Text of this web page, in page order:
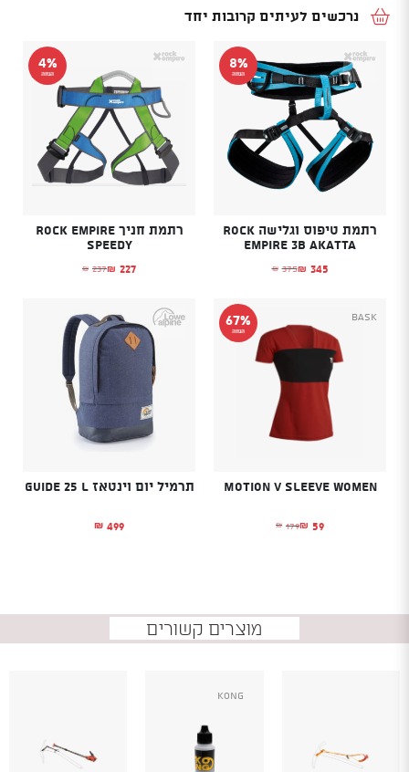
נרכשים לעיתים קרובות יחד
8%
הנחה
רתמת טיפוס וגלישה Rock
Empire 3B Akatta
₪ 375
המחיר המקורי היה: ₪375.₪ 345 המחיר הנוכחי הוא: ₪345.
4%
הנחה
רתמת חניך Rock Empire
Speedy
₪ 237
המחיר המקורי היה: ₪237.₪ 227 המחיר הנוכחי הוא: ₪227.
67%
הנחה
Bask
Motion V Sleeve Women
₪ 179
המחיר המקורי היה: ₪179.₪ 59 המחיר הנוכחי הוא: ₪59.
תרמיל יום וינטאז GUIDE 25 L
₪ 499
מוצרים קשורים
Kong